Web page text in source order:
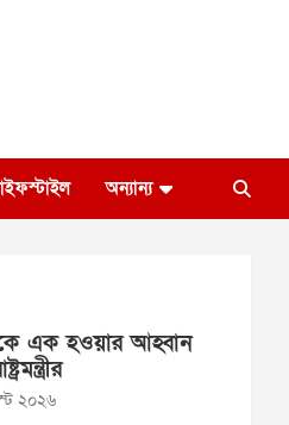
অন্যান্য
এক হওয়ার আহ্বান
২০২৬